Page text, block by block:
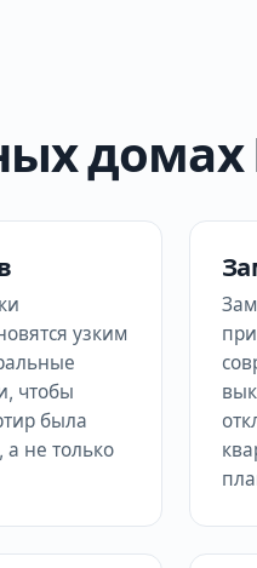
узким
чтобы
была
а не только